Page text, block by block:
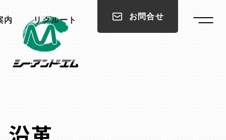
内 リクルート お問合せ